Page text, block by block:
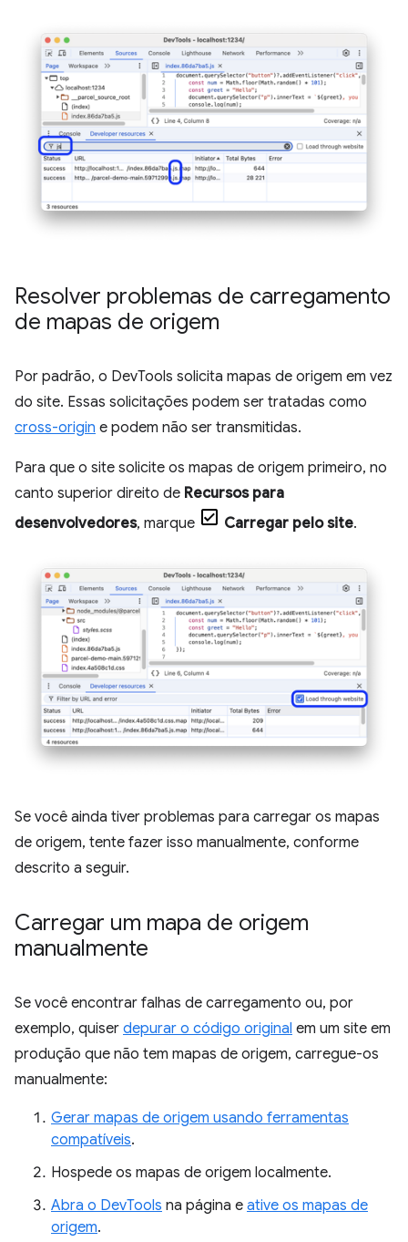
Resolver problemas de carregamento
de mapas de origem
Por padrão, o DevTools solicita mapas de origem em vez
do site. Essas solicitações podem ser tratadas como
cross-origin e podem não ser transmitidas.
Para que o site solicite os mapas de origem primeiro, no
canto superior direito de Recursos para
desenvolvedores, marque Carregar pelo site.
Se você ainda tiver problemas para carregar os mapas
de origem, tente fazer isso manualmente, conforme
descrito a seguir.
Carregar um mapa de origem
manualmente
Se você encontrar falhas de carregamento ou, por
exemplo, quiser depurar o código original em um site em
produção que não tem mapas de origem, carregue-os
manualmente:
Gerar mapas de origem usando ferramentas
compatíveis.
Hospede os mapas de origem localmente.
Abra o DevTools na página e ative os mapas de
origem.